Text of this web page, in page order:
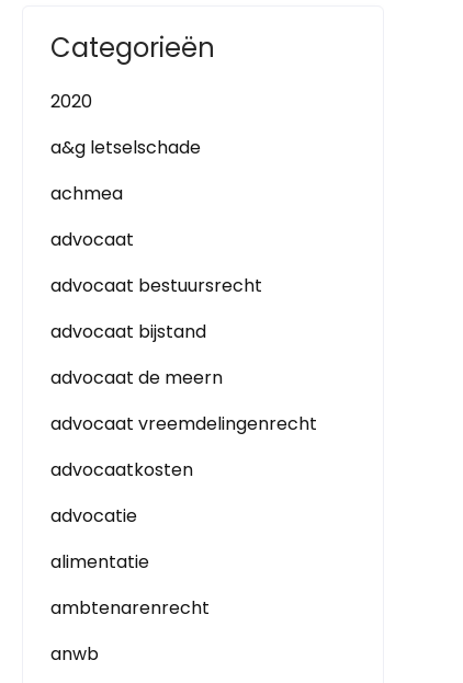
Categorieën
2020
a&g letselschade
achmea
advocaat
advocaat bestuursrecht
advocaat bijstand
advocaat de meern
advocaat vreemdelingenrecht
advocaatkosten
advocatie
alimentatie
ambtenarenrecht
anwb